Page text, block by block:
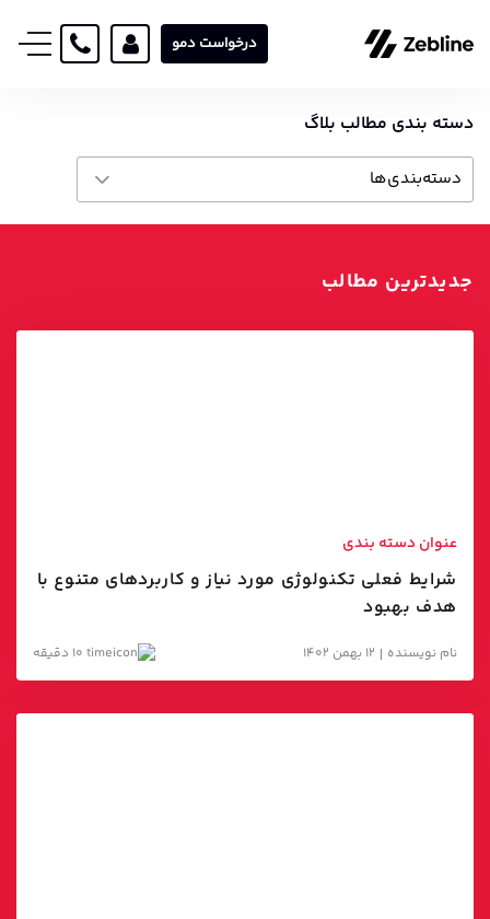
درخواست دمو
دسته بندی مطالب بلاگ
دسته‌بندی‌ها
جدیدترین مطالب
عنوان دسته بندی
شرایط فعلی تکنولوژی مورد نیاز و کاربردهای متنوع با
هدف بهبود
نام نویسنده 12 بهمن 1402